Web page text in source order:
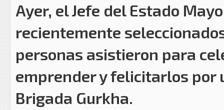
Ayer, el Jefe del Estado
recientemente
personas asistieron para
emprender y felicitarlos por
Brigada Gurkha.